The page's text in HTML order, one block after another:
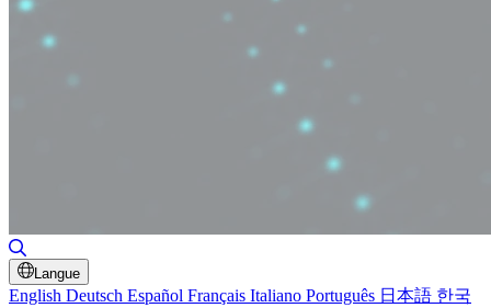
Langue
English Deutsch Español Français Italiano Português 日本語 한국